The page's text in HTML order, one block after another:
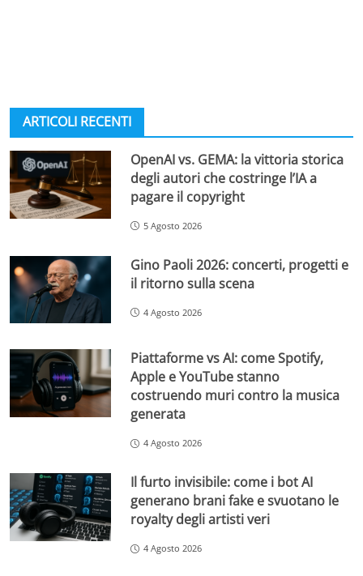
ARTICOLI RECENTI
OpenAI vs. GEMA: la vittoria storica
degli autori che costringe l’IA a
pagare il copyright
5 Agosto 2026
Gino Paoli 2026: concerti, progetti e
il ritorno sulla scena
4 Agosto 2026
Piattaforme vs AI: come Spotify,
Apple e YouTube stanno
costruendo muri contro la musica
generata
4 Agosto 2026
Il furto invisibile: come i bot AI
generano brani fake e svuotano le
royalty degli artisti veri
4 Agosto 2026